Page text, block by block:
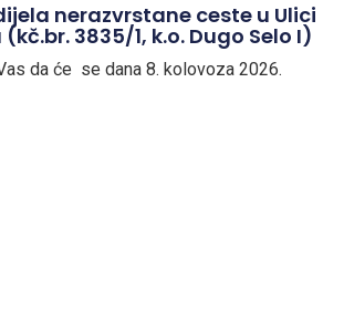
nerazvrstane ceste u Ulici
3835/1, k.o. Dugo Selo I)
da će se dana 8. kolovoza 2026.